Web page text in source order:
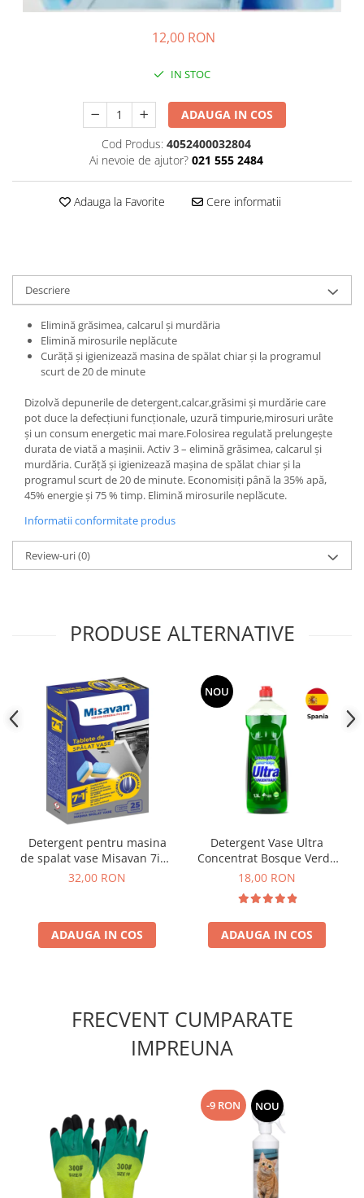
12,00 RON
IN STOC
ADAUGA IN COS
Cod Produs: 4052400032804
Ai nevoie de ajutor? 021 555 2484
Adauga la Favorite Cere informatii
Descriere
Elimină grăsimea, calcarul şi murdăria
Elimină mirosurile neplăcute
Curăţă şi igienizează masina de spălat chiar şi la programul
scurt de 20 de minute
Dizolvă depunerile de detergent,calcar,grăsimi şi murdărie care
pot duce la defecţiuni funcţionale, uzură timpurie,mirosuri urâte
şi un consum energetic mai mare.Folosirea regulată prelungeşte
durata de viată a maşinii. Activ 3 – elimină grăsimea, calcarul şi
murdăria. Curăţă şi igienizează maşina de spălat chiar şi la
programul scurt de 20 de minute. Economisiţi până la 35% apă,
45% energie şi 75 % timp. Elimină mirosurile neplăcute.
Informatii conformitate produs
Review-uri(0)
PRODUSE ALTERNATIVE
Detergent pentru masina
de spalat vase Misavan 7in1
25 tablete
32,00 RON
ADAUGA IN COS
NOU
Detergent Vase Ultra
Concentrat Bosque Verde
Spania 1.3L
18,00 RON
ADAUGA IN COS
FRECVENT CUMPARATE
IMPREUNA
-9 RON NOU